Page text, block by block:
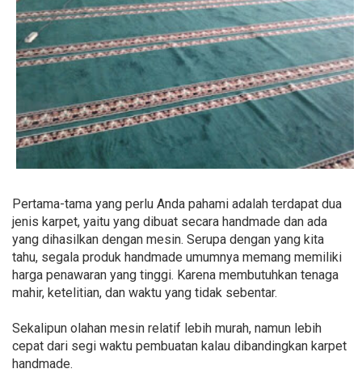
Pertama-tama yang perlu Anda pahami adalah terdapat dua
jenis karpet, yaitu yang dibuat secara handmade dan ada
yang dihasilkan dengan mesin. Serupa dengan yang kita
tahu, segala produk handmade umumnya memang memiliki
harga penawaran yang tinggi. Karena membutuhkan tenaga
mahir, ketelitian, dan waktu yang tidak sebentar.
Sekalipun olahan mesin relatif lebih murah, namun lebih
cepat dari segi waktu pembuatan kalau dibandingkan karpet
handmade.